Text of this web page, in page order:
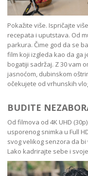
Pokažite više. Ispričajte
recepata i uputstava. Od
parkura. Čime god da se
film koji izgleda kao da ga
bogatiji sadržaj. Z 30 vam
jasnoćom, dubinskom
očekujete od vrhunskih
BUDITE
Od filmova od 4K UHD
usporenog snimka u Full
svog velikog senzora da bi
Lako kadrirajte sebe i